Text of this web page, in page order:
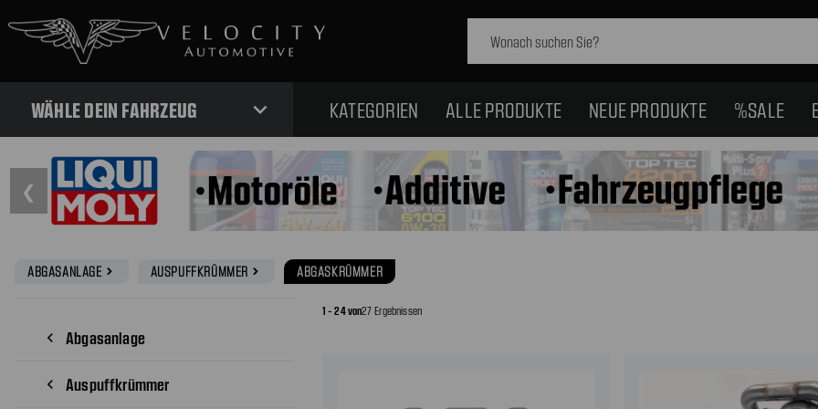
WÄHLE DEIN FAHRZEUG expand_more KATEGORIEN ALLE PRODUKTE NEUE PRODUKTE %SALE
❮
ABGASANLAGE navigate_next AUSPUFFKRÜMMER navigate_next ABGASKRÜMMER
navigate_before Abgasanlage
navigate_before Auspuffkrümmer
1 - 24 von27 Ergebnissen